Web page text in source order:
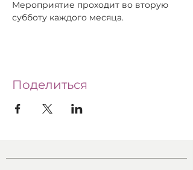
Мероприятие проходит во вторую
субботу каждого месяца.
Поделиться